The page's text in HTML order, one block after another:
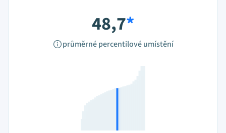
48,7*
průměrné percentilové umístění